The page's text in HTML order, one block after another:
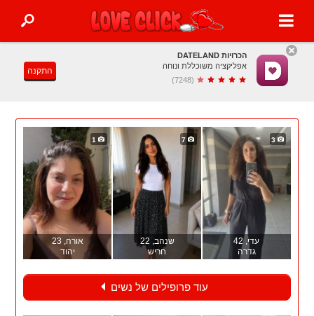
הכרויות DATELAND
אפליקציה משוכללת ונוחה
(7248)
התקנה
3
עדי , 42
גדרה
7
שנהב
חריש
1
אורה
יהוד
עוד פרופילים של נשים